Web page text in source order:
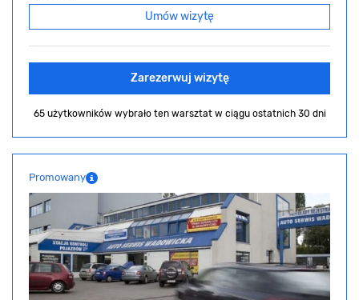
Umów wizytę
Zarezerwuj wizytę
65 użytkowników wybrało ten warsztat w ciągu ostatnich 30 dni
Promowany